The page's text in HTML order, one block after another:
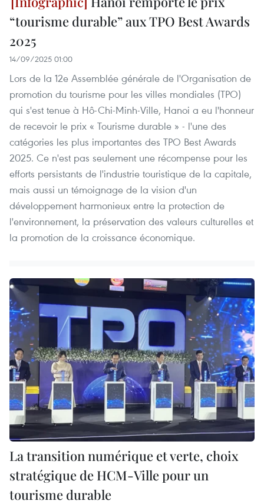
“tourisme durable” aux TPO Best Awards
2025
14/09/2025 01:00
Lors de la 12e Assemblée générale de l'Organisation de
promotion du tourisme pour les villes mondiales (TPO)
qui s'est tenue à Hô-Chi-Minh-Ville, Hanoi a eu l'honneur
de recevoir le prix « Tourisme durable » - l'une des
catégories les plus importantes des TPO Best Awards
2025. Ce n'est pas seulement une récompense pour les
efforts persistants de l'industrie touristique de la capitale,
mais aussi un témoignage de la vision d'un
développement harmonieux entre la protection de
l'environnement, la préservation des valeurs culturelles et
la promotion de la croissance économique.
La transition numérique et verte, choix
stratégique de HCM-Ville pour un
tourisme durable